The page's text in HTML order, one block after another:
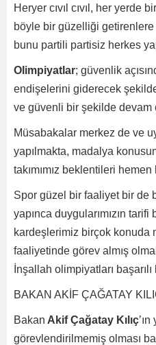
Heryer cıvıl cıvıl, her yerde
böyle bir güzelliği
bunu partili partisiz herkes
Olimpiyatlar; güvenlik
endişelerini giderecek
ve güvenli bir şekilde devam
Müsabakalar merkez de ve
yapılmakta, madalya
takımımız beklentileri
Spor güzel bir faaliyet bir de
yapınca duygularımızın
kardeşlerimiz birçok konuda
faaliyetinde görev almış
İnşallah olimpiyatları
BAKAN AKİF ÇAĞATAY
Bakan Akif Çağatay Kılıç
görevlendirilmemiş olması